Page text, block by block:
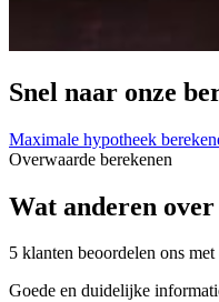
Snel naar onze
Maximale hypotheek
Overwaarde berekenen
Wat anderen
5 klanten beoordelen ons
Goede en duidelijke